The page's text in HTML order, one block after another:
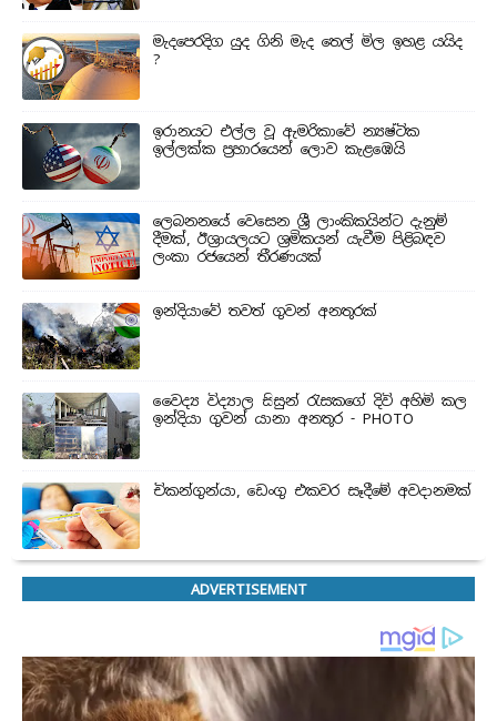
මැදපෙරදිග යුද ගිනි මැද තෙල් මිල ඉහළ යයිද
?
ඉරානයට එල්ල වූ ඇමරිකාවේ න්‍යෂ්ටික
ඉල්ලක්ක ප්‍රහාරයෙන් ලොව කැළඹෙයි
ලෙබනනයේ වෙසෙන ශ්‍රී ලාංකිකයින්ට දැනුම්
දීමක්, ඊශ්‍රායලයට ශ්‍රමිකයන් යැවීම පිළිබඳව
ලංකා රජයෙන් තීරණයක්
ඉන්දියාවේ තවත් ගුවන් අනතුරක්
වෛද්‍ය විද්‍යාල සිසුන් ‍රැසකගේ දිවි අහිමි කල
ඉන්දියා ගුවන් යානා අනතුර - PHOTO
චිකන්ගුන්යා, ඩෙංගු එකවර සෑදීමේ අවදානමක්
ADVERTISEMENT